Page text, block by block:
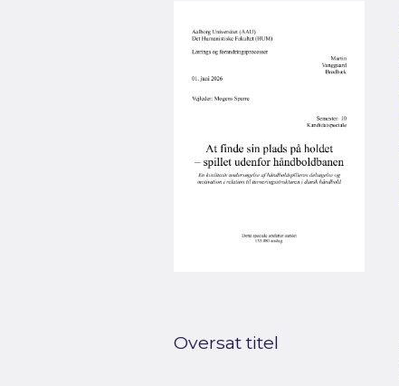
Oversat titel